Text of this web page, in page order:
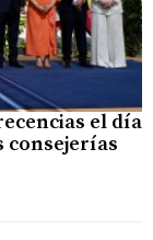
el día
consejerías